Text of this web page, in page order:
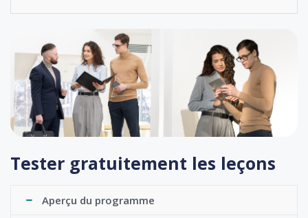
Tester gratuitement les leçons
Aperçu du programme